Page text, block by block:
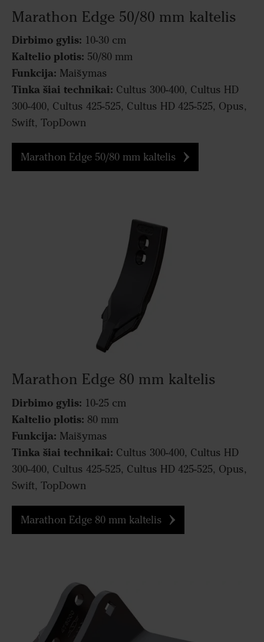
Marathon Edge 50/80 mm kaltelis
Dirbimo gylis: 10-30 cm
Kaltelio plotis: 50/80 mm
Funkcija: Maišymas
Tinka šiai technikai: Cultus 300-400, Cultus HD
300-400, Cultus 425-525, Cultus HD 425-525, Opus,
Swift, TopDown
Marathon Edge 50/80 mm kaltelis
Marathon Edge 80 mm kaltelis
Dirbimo gylis: 10-25 cm
Kaltelio plotis: 80 mm
Funkcija: Maišymas
Tinka šiai technikai: Cultus 300-400, Cultus HD
300-400, Cultus 425-525, Cultus HD 425-525, Opus,
Swift, TopDown
Marathon Edge 80 mm kaltelis